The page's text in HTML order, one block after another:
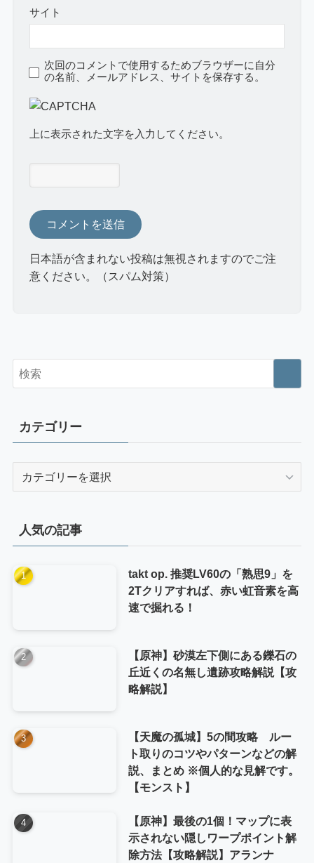
サイト
次回のコメントで使用するためブラウザーに自分
の名前、メールアドレス、サイトを保存する。
上に表示された文字を入力してください。
日本語が含まれない投稿は無視されますのでご注
意ください。（スパム対策）
カテゴリー
ー
人気の記事
takt op. 推奨LV60の「熟思9」を
2Tクリアすれば、赤い虹音素を高
速で掘れる！
【原神】砂漠左下側にある鑠石の
丘近くの名無し遺跡攻略解説【攻
略解説】
【天魔の孤城】5の間攻略 ルー
ト取りのコツやパターンなどの解
説、まとめ ※個人的な見解です。
【モンスト】
【原神】最後の1個！マップに表
示されない隠しワープポイント解
除方法【攻略解説】アランナ